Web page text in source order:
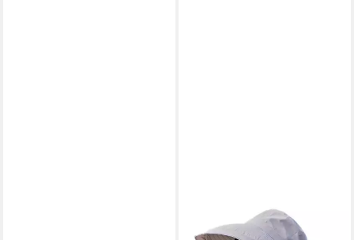
Fischerhut Damen-Sonnenhut
UPF 50+ mit breiter Krempe